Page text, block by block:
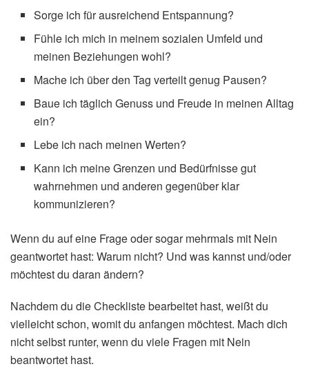
Sorge ich für ausreichend Entspannung?
Fühle ich mich in meinem sozialen Umfeld und
meinen Beziehungen wohl?
Mache ich über den Tag verteilt genug Pausen?
Baue ich täglich Genuss und Freude in meinen Alltag
ein?
Lebe ich nach meinen Werten?
Kann ich meine Grenzen und Bedürfnisse gut
wahrnehmen und anderen gegenüber klar
kommunizieren?
Wenn du auf eine Frage oder sogar mehrmals mit Nein
geantwortet hast: Warum nicht? Und was kannst und/oder
möchtest du daran ändern?
Nachdem du die Checkliste bearbeitet hast, weißt du
vielleicht schon, womit du anfangen möchtest. Mach dich
nicht selbst runter, wenn du viele Fragen mit Nein
beantwortet hast.